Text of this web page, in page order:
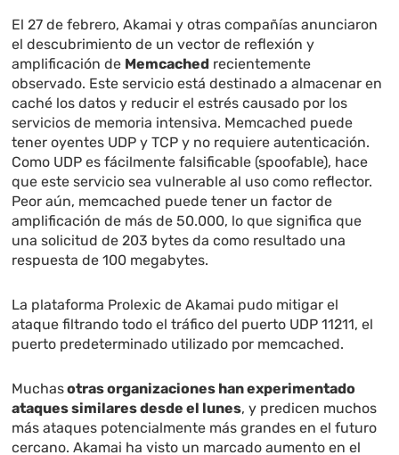
El 27 de febrero, Akamai y otras compañías anunciaron
el descubrimiento de un vector de reflexión y
amplificación de Memcached recientemente
observado. Este servicio está destinado a almacenar en
caché los datos y reducir el estrés causado por los
servicios de memoria intensiva. Memcached puede
tener oyentes UDP y TCP y no requiere autenticación.
Como UDP es fácilmente falsificable (spoofable), hace
que este servicio sea vulnerable al uso como reflector.
Peor aún, memcached puede tener un factor de
amplificación de más de 50.000, lo que significa que
una solicitud de 203 bytes da como resultado una
respuesta de 100 megabytes.
La plataforma Prolexic de Akamai pudo mitigar el
ataque filtrando todo el tráfico del puerto UDP 11211, el
puerto predeterminado utilizado por memcached.
Muchasotras organizaciones han experimentado
ataques similares desde el lunes, y predicen muchos
más ataques potencialmente más grandes en el futuro
cercano. Akamai ha visto un marcado aumento en el